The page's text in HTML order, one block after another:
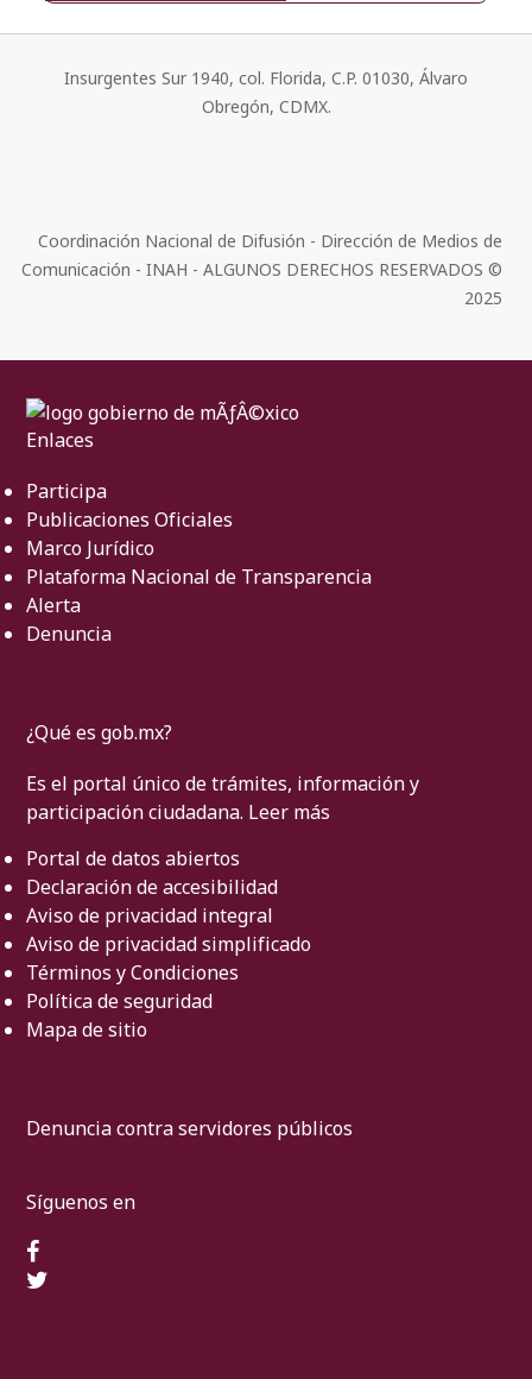
Insurgentes Sur 1940, col. Florida, C.P. 01030, Álvaro
Obregón, CDMX.
Coordinación Nacional de Difusión - Dirección de Medios de
Comunicación - INAH - ALGUNOS DERECHOS RESERVADOS ©
2025
Enlaces
Participa
Publicaciones Oficiales
Marco Jurídico
Plataforma Nacional de Transparencia
Alerta
Denuncia
¿Qué es gob.mx?
Es el portal único de trámites, información y
participación ciudadana. Leer más
Portal de datos abiertos
Declaración de accesibilidad
Aviso de privacidad integral
Aviso de privacidad simplificado
Términos y Condiciones
Política de seguridad
Mapa de sitio
Denuncia contra servidores públicos
Síguenos en